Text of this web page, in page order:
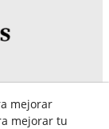
mejorar
mejorar tu